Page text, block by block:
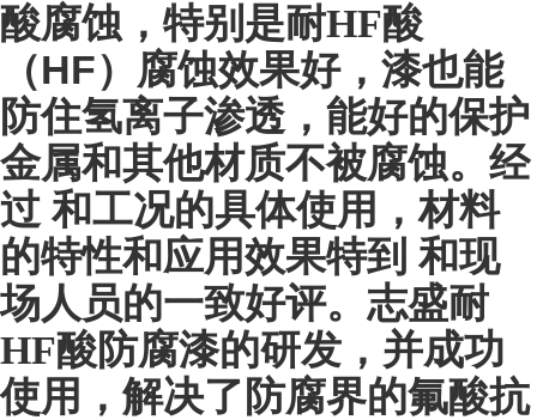
酸腐蚀，特别是耐HF酸
（HF）腐蚀效果好，漆也能
防住氢离子渗透，能好的保护
金属和其他材质不被腐蚀。经
过 和工况的具体使用，材料
的特性和应用效果特到 和现
场人员的一致好评。志盛耐
HF酸防腐漆的研发，并成功
使用，解决了防腐界的氟酸抗